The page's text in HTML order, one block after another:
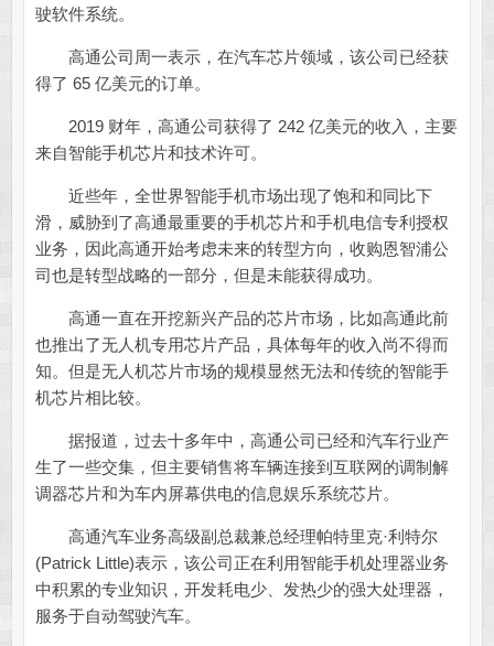
驶软件系统。
高通公司周一表示，在汽车芯片领域，该公司已经获
得了 65 亿美元的订单。
2019 财年，高通公司获得了 242 亿美元的收入，主要
来自智能手机芯片和技术许可。
近些年，全世界智能手机市场出现了饱和和同比下
滑，威胁到了高通最重要的手机芯片和手机电信专利授权
业务，因此高通开始考虑未来的转型方向，收购恩智浦公
司也是转型战略的一部分，但是未能获得成功。
高通一直在开挖新兴产品的芯片市场，比如高通此前
也推出了无人机专用芯片产品，具体每年的收入尚不得而
知。但是无人机芯片市场的规模显然无法和传统的智能手
机芯片相比较。
据报道，过去十多年中，高通公司已经和汽车行业产
生了一些交集，但主要销售将车辆连接到互联网的调制解
调器芯片和为车内屏幕供电的信息娱乐系统芯片。
高通汽车业务高级副总裁兼总经理帕特里克·利特尔
(Patrick Little)表示，该公司正在利用智能手机处理器业务
中积累的专业知识，开发耗电少、发热少的强大处理器，
服务于自动驾驶汽车。